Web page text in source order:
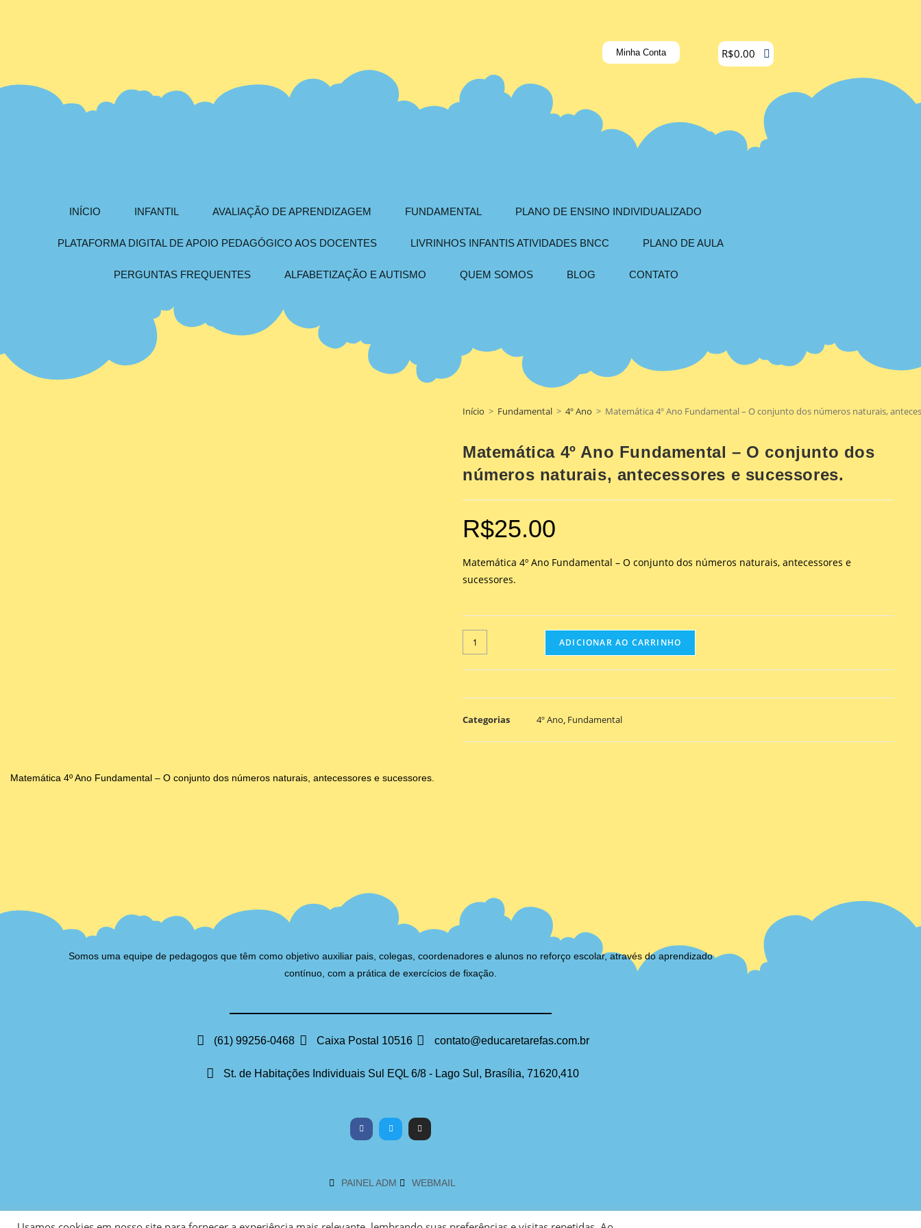
Minha Conta R$0.00
INÍCIO INFANTIL AVALIAÇÃO DE APRENDIZAGEM FUNDAMENTAL PLANO DE ENSINO INDIVIDUALIZADO
PLATAFORMA DIGITAL DE APOIO PEDAGÓGICO AOS DOCENTES LIVRINHOS INFANTIS ATIVIDADES BNCC PLANO DE AULA
PERGUNTAS FREQUENTES ALFABETIZAÇÃO E AUTISMO QUEM SOMOS BLOG CONTATO
Início > Fundamental > 4º Ano > Matemática 4º Ano Fundamental – O conjunto dos números naturais,
Matemática 4º Ano Fundamental – O conjunto dos
números naturais, antecessores e sucessores.
R$25.00
Matemática 4º Ano Fundamental – O conjunto dos números naturais, antecessores e
sucessores.
ADICIONAR AO CARRINHO
Categorias 4º Ano, Fundamental
Matemática 4º Ano Fundamental – O conjunto dos números naturais, antecessores e sucessores.
Somos uma equipe de pedagogos que têm como objetivo auxiliar pais, colegas, coordenadores e alunos no reforço escolar, através do aprendizado
contínuo, com a prática de exercícios de fixação.
(61) 99256-0468 Caixa Postal 10516 contato@educaretarefas.com.br
St. de Habitações Individuais Sul EQL 6/8 - Lago Sul, Brasília, 71620,410
PAINEL ADM WEBMAIL